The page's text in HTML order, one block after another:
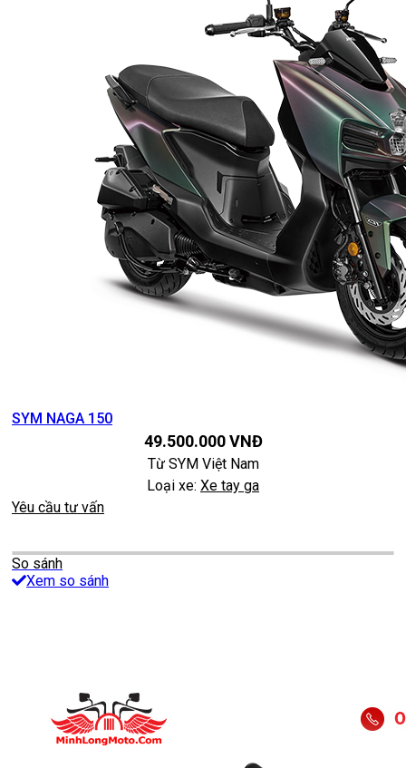
SYM NAGA 150
49.500.000VNĐ
Từ SYM Việt Nam
Loại xe: Xe tay ga
Yêu cầu tư vấn
So sánh
Xem so sánh